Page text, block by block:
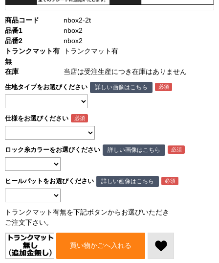
商品コード
nbox2-2t
品番1
nbox2
品番2
nbox2
トランクマット有
無
トランクマット有
在庫 当店は受注生産につき在庫はありません
トランクマット有無を下記ボタンからお選びいただき
ご注文下さい。
生地タイプをお選びください 詳しい画像はこちら
仕様をお選びください
ロック糸カラーをお選びください 詳しい画像はこちら
ヒールパットをお選びください 詳しい画像はこちら
買い物かごへ入れる